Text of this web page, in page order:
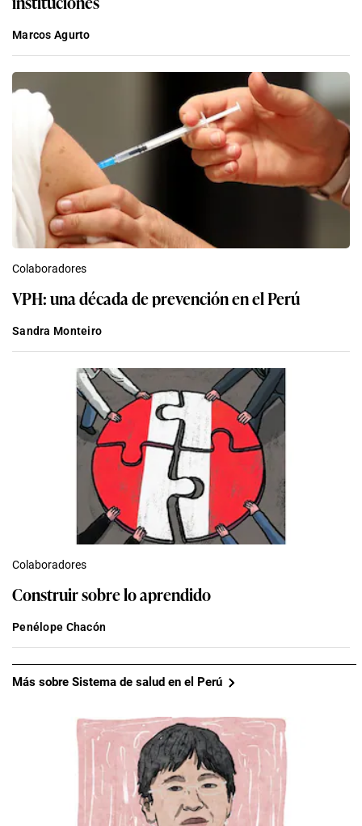
Marcos Agurto
Colaboradores
VPH: una década de prevención en el Perú
Sandra Monteiro
Colaboradores
Construir sobre lo aprendido
Penélope Chacón
Más sobre Sistema de salud en el Perú